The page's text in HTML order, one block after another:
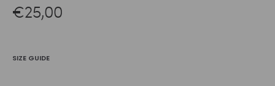
€25,00
SIZE GUIDE